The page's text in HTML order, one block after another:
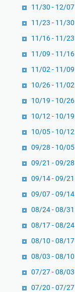
L
e
s
a
S
s
i
o
e
n
o
e
n
o
g
i
11/30 - 12/07
11/23 - 11/30
11/16 - 11/23
11/09 - 11/16
11/02 - 11/09
10/26 - 11/02
10/19 - 10/26
10/12 - 10/19
10/05 - 10/12
09/28 - 10/05
09/21 - 09/28
09/14 - 09/21
09/07 - 09/14
08/24 - 08/31
08/17 - 08/24
08/10 - 08/17
08/03 - 08/10
07/27 - 08/03
07/20 - 07/27